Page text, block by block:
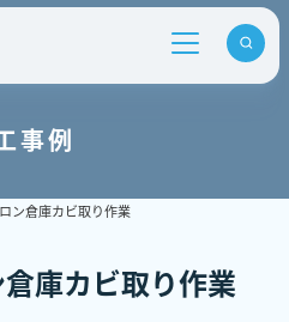
事例
ン倉庫カビ取り作業
倉庫カビ取り作業